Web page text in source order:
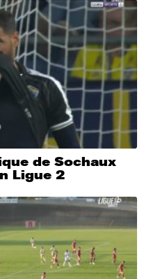
de Sochaux
Ligue 2